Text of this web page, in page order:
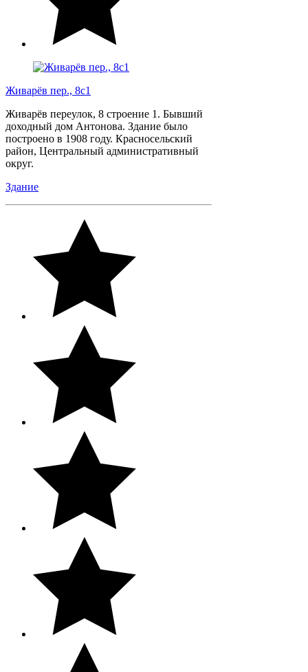
Живарёв пер., 8с1
Живарёв переулок, 8 строение 1. Бывший
доходный дом Антонова. Здание было
построено в 1908 году. Красносельский
район, Центральный административный
округ.
Здание